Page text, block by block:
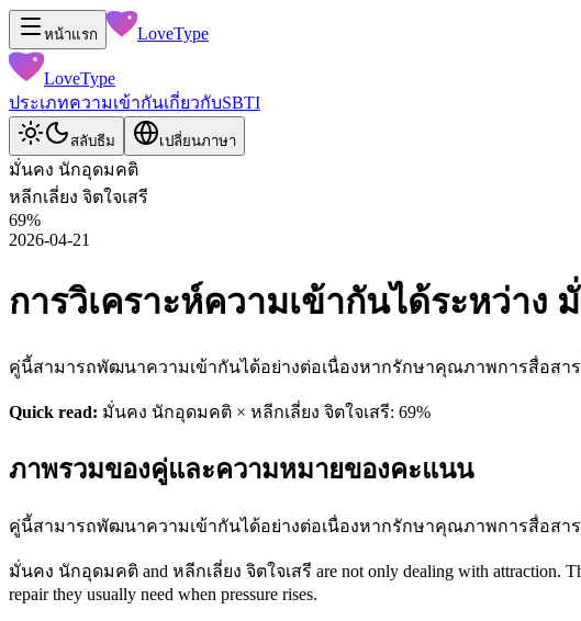
หน้าแรก LoveType
LoveType
ประเภทความเข้ากันเกี่ยวกับSBTI
สลับธีม เปลี่ยนภาษา
มั่นคง นักอุดมคติ
หลีกเลี่ยง จิตใจเสรี
69%
2026-04-21
การวิเคราะห์ความเข้ากันได้ระหว่าง
คู่นี้สามารถพัฒนาความเข้ากันได้อย่างต่อเนื่องหากรักษาคุณภาพการสื่อสา
Quick read: มั่นคง นักอุดมคติ × หลีกเลี่ยง จิตใจเสรี: 69%
ภาพรวมของคู่และความหมายของคะแนน
คู่นี้สามารถพัฒนาความเข้ากันได้อย่างต่อเนื่องหากรักษาคุณภาพการสื่อสา
มั่นคง นักอุดมคติ and หลีกเลี่ยง จิตใจเสรี are not only dealing with attraction.
repair they usually need when pressure rises.